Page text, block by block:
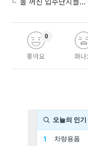
좋아요
0
화